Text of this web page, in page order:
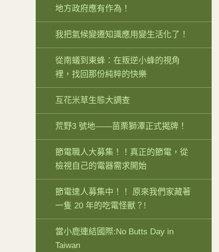
地方政府應有作為！
我把氣候變遷知識應用變生活化了！
從南蟻到東蜂：在叛逆小蜂的視角
裡，找回那份純粹的快樂
互花米草生態大調查
荒野3 號地——苗栗獅潭正式揭牌！
節電職人大募集！！真正的節電，從
檢視自己的電器需求開始
節電達人募集中！！ 原來我們家藏著
一隻 20 年的吃電怪獸？!
當小鹿連結國際:No Butts Day in
Taiwan